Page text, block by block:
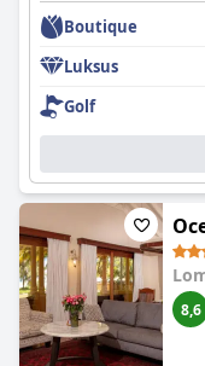
Boutique
Luksus
Golf
8,6